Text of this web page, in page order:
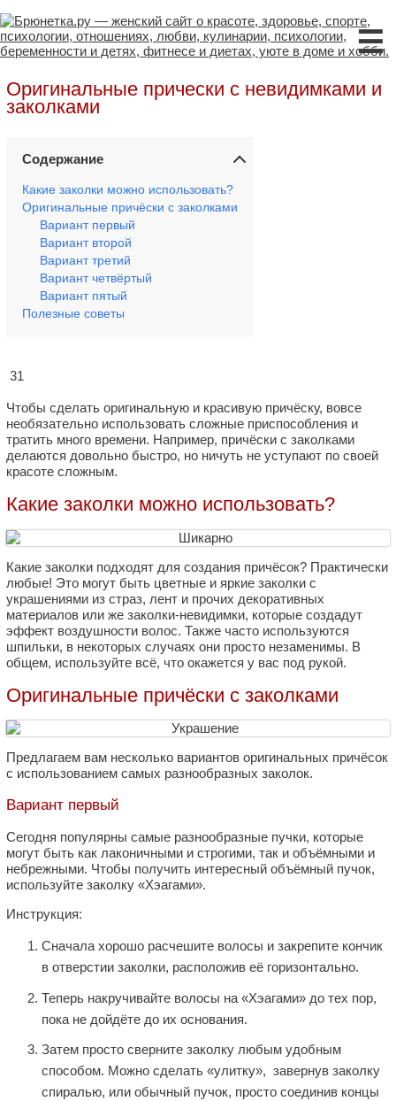
☰
Оригинальные прически с невидимками и
заколками
Содержание
Какие заколки можно использовать?
Оригинальные причёски с заколками
Вариант первый
Вариант второй
Вариант третий
Вариант четвёртый
Вариант пятый
Полезные советы
31
Чтобы сделать оригинальную и красивую причёску, вовсе
необязательно использовать сложные приспособления и
тратить много времени. Например, причёски с заколками
делаются довольно быстро, но ничуть не уступают по своей
красоте сложным.
Какие заколки можно использовать?
Какие заколки подходят для создания причёсок? Практически
любые! Это могут быть цветные и яркие заколки с
украшениями из страз, лент и прочих декоративных
материалов или же заколки-невидимки, которые создадут
эффект воздушности волос. Также часто используются
шпильки, в некоторых случаях они просто незаменимы. В
общем, используйте всё, что окажется у вас под рукой.
Оригинальные причёски с заколками
Предлагаем вам несколько вариантов оригинальных причёсок
с использованием самых разнообразных заколок.
Вариант первый
Сегодня популярны самые разнообразные пучки, которые
могут быть как лаконичными и строгими, так и объёмными и
небрежными. Чтобы получить интересный объёмный пучок,
используйте заколку «Хэагами».
Инструкция:
Сначала хорошо расчешите волосы и закрепите кончик
в отверстии заколки, расположив её горизонтально.
Теперь накручивайте волосы на «Хэагами» до тех пор,
пока не дойдёте до их основания.
Затем просто сверните заколку любым удобным
способом. Можно сделать «улитку», завернув заколку
спиралью, или обычный пучок, просто соединив концы